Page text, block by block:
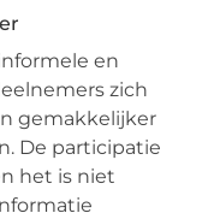
en
zich
gemakkelijker
De participatie
het is niet